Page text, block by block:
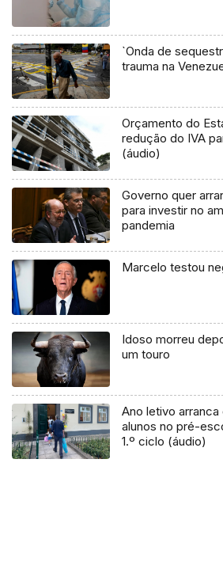
`Onda de
trauma na
Orçamento do
redução do IVA
(áudio)
Governo quer
para investir no
pandemia
Marcelo testou
Idoso morreu
um touro
Ano letivo
alunos no pré-
1.º ciclo (áudio)